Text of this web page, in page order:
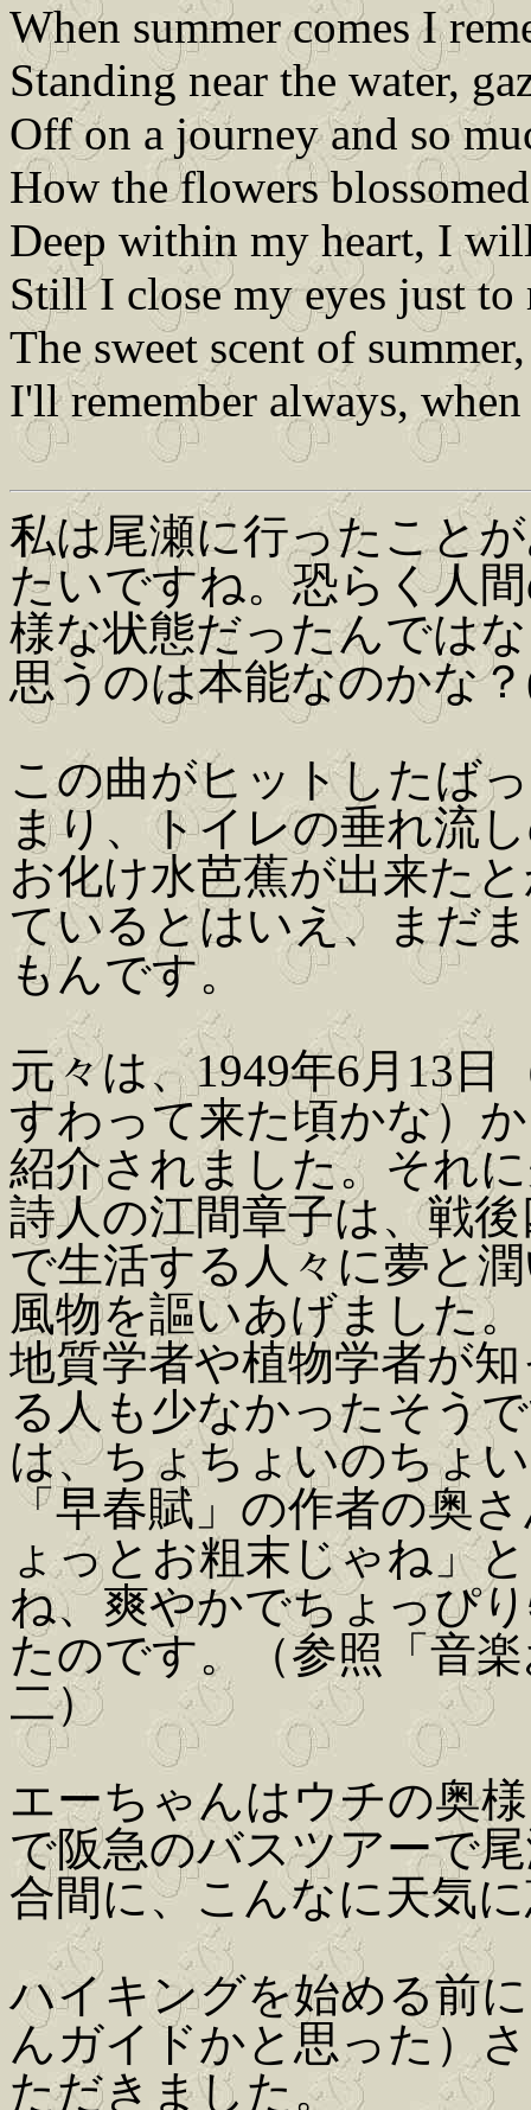
When summer comes I
Standing near the water,
Off on a journey and so
How the flowers
Deep within my heart, I
Still I close my eyes just to
The sweet scent of
I'll remember always, when
私は尾瀬に行ったこと
たいですね。恐らく人
様な状態だったんでは
思うのは本能なのかな
この曲がヒットしたば
まり、トイレの垂れ流
お化け水芭蕉が出来た
ているとはいえ、まだ
もんです。
元々は、1949年6月13
すわって来た頃かな）
紹介されました。それ
詩人の江間章子は、戦
で生活する人々に夢と
風物を謳いあげました
地質学者や植物学者が
る人も少なかったそう
は、ちょちょいのちょ
「早春賦」の作者の奥
ょっとお粗末じゃね」
ね、爽やかでちょっぴ
たのです。（参照「音
二）
エーちゃんはウチの奥
で阪急のバスツアーで
合間に、こんなに天気
ハイキングを始める前
んガイドかと思った）
ただきました。